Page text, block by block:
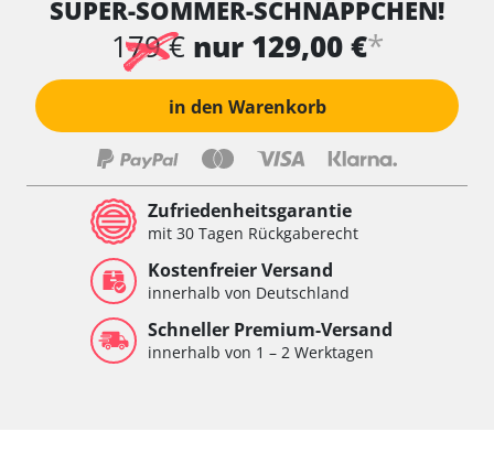
SUPER-SOMMER-SCHNÄPPCHEN!
179 € nur 129,00 €*
in den Warenkorb
Zufriedenheitsgarantie
mit 30 Tagen Rückgaberecht
Kostenfreier Versand
innerhalb von Deutschland
Schneller Premium-Versand
innerhalb von 1 – 2 Werktagen